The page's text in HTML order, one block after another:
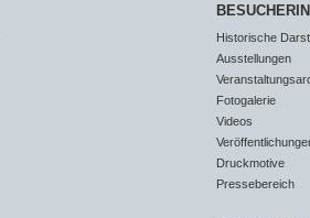
Historische
Ausstellungen
Fotogalerie
Videos
Druckmotive
Pressebereich